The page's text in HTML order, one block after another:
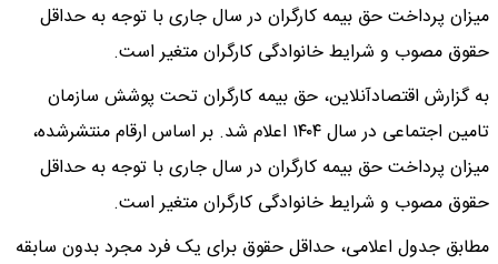
میزان پرداخت حق بیمه کارگران در سال جاری با توجه به حداقل
حقوق مصوب و شرایط خانوادگی کارگران متغیر است.
به گزارش اقتصادآنلاین، حق بیمه کارگران تحت پوشش سازمان
تامین اجتماعی در سال ۱۴۰۴ اعلام شد. بر اساس ارقام منتشرشده،
میزان پرداخت حق بیمه کارگران در سال جاری با توجه به حداقل
حقوق مصوب و شرایط خانوادگی کارگران متغیر است.
مطابق جدول اعلامی، حداقل حقوق برای یک فرد مجرد بدون سابقه